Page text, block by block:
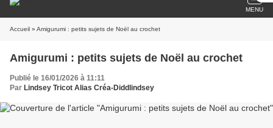
MENU
Accueil » Amigurumi : petits sujets de Noël au crochet
Amigurumi : petits sujets de Noël au crochet
Publié le 16/01/2026 à 11:11
Par Lindsey Tricot Alias Créa-Diddlindsey